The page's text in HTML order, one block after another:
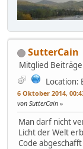
SutterCain
Mitglied
Location:
6 Oktober 2014,
von SutterCain
Man darf nicht
Licht der Welt
Code